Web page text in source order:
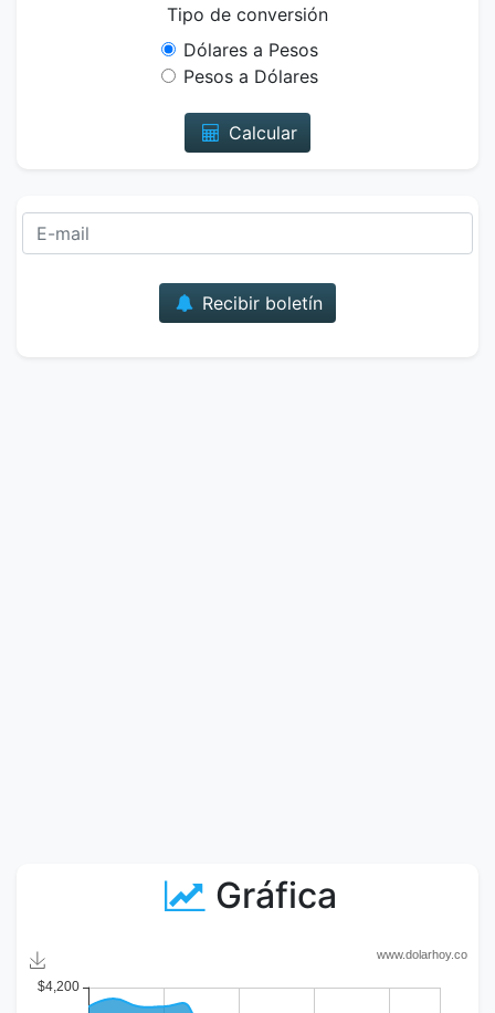
Tipo de conversión
Dólares a Pesos
Pesos a Dólares
Calcular
Recibir boletín
Gráfica